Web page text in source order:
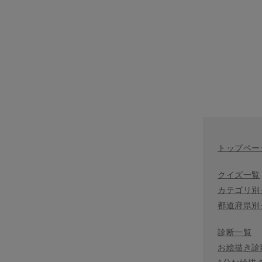
トップペー
クイズ一覧
カテゴリ
都道府県
診断一覧
お絵描き